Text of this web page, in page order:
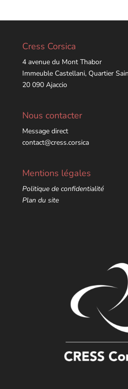
Cress Corsica
4 avenue du Mont Thabor
Immeuble Castellani, Quartier
20 090 Ajaccio
Nous contacter
Message direct
contact@cress.corsica
Mentions légales
Politique de confidentialité
Plan du site